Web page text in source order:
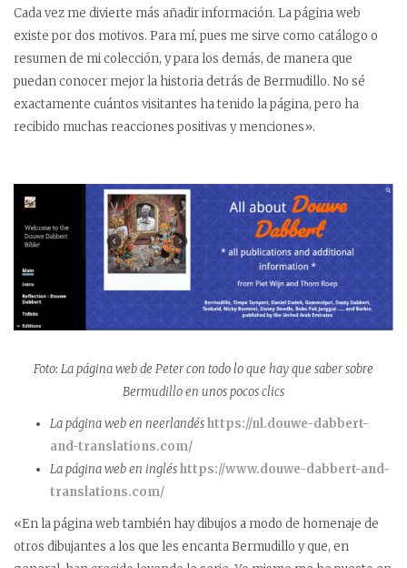
Cada vez me divierte más añadir información. La página web
existe por dos motivos. Para mí, pues me sirve como catálogo o
resumen de mi colección, y para los demás, de manera que
puedan conocer mejor la historia detrás de Bermudillo. No sé
exactamente cuántos visitantes ha tenido la página, pero ha
recibido muchas reacciones positivas y menciones».
Foto: La página web de Peter con todo lo que hay que saber sobre
Bermudillo en unos pocos clics
La página web en neerlandéshttps://nl.douwe-dabbert-
and-translations.com/
La página web en ingléshttps://www.douwe-dabbert-and-
translations.com/
«En la página web también hay dibujos a modo de homenaje de
otros dibujantes a los que les encanta Bermudillo y que, en